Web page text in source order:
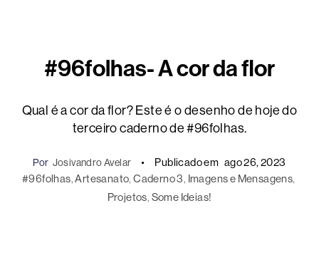
#96folhas- A cor da flor
Qual é a cor da flor? Este é o desenho de hoje do
terceiro caderno de #96folhas.
Por Josivandro Avelar Publicado em ago 26, 2023
#96folhas, Artesanato, Caderno 3, Imagens e Mensagens
Projetos, Some Ideias!